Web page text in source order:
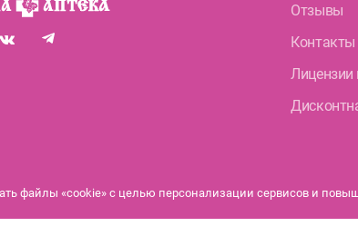
Отзывы
Контакты
Лицензии
файлы «cookie» с целью персонализации сервисов и